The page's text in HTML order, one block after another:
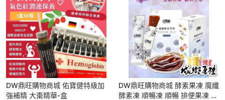
DW鼎旺購物商城 佑寶健特級加
強補精 大棗精華-盒
DW鼎旺購物商城 酵素果凍 魔纖
酵素凍 順暢凍 順暢 排便果凍 現